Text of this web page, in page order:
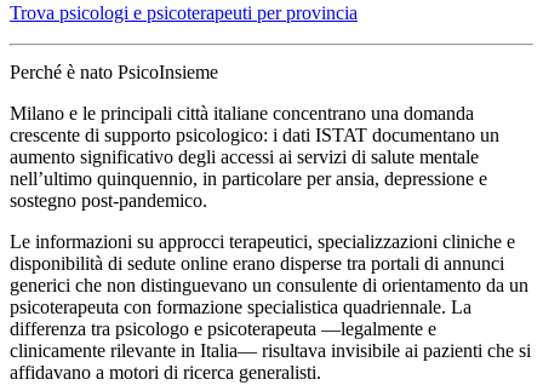
Trova psicologi e psicoterapeuti per provincia
Perché è nato PsicoInsieme
Milano e le principali città italiane concentrano una domanda
crescente di supporto psicologico: i dati ISTAT documentano un
aumento significativo degli accessi ai servizi di salute mentale
nell’ultimo quinquennio, in particolare per ansia, depressione e
sostegno post-pandemico.
Le informazioni su approcci terapeutici, specializzazioni cliniche e
disponibilità di sedute online erano disperse tra portali di annunci
generici che non distinguevano un consulente di orientamento da un
psicoterapeuta con formazione specialistica quadriennale. La
differenza tra psicologo e psicoterapeuta —legalmente e
clinicamente rilevante in Italia— risultava invisibile ai pazienti che si
affidavano a motori di ricerca generalisti.